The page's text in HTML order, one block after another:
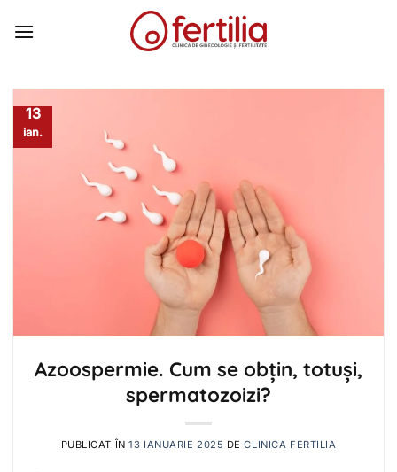
13
ian.
Azoospermie. Cum se obțin, totuși,
spermatozoizi?
PUBLICAT ÎN13 IANUARIE 2025 DECLINICA FERTILIA